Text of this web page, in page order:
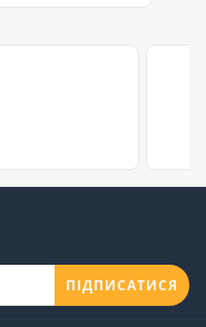
ПІДПИСАТИСЯ